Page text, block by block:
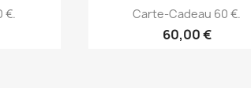
€. Aperçu rapide
Carte-Cadeau 60 €.
60,00 €